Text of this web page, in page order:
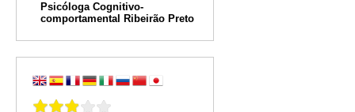
Psicóloga Cognitivo-
comportamental Ribeirão Preto